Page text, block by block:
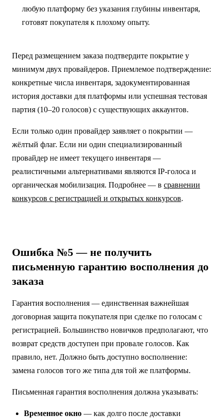
любую платформу без указания глубины инвентаря,
готовят покупателя к плохому опыту.
Перед размещением заказа подтвердите покрытие у
минимум двух провайдеров. Приемлемое подтверждение:
конкретные числа инвентаря, задокументированная
история доставки для платформы или успешная тестовая
партия (10–20 голосов) с существующих аккаунтов.
Если только один провайдер заявляет о покрытии —
жёлтый флаг. Если ни один специализированный
провайдер не имеет текущего инвентаря —
реалистичными альтернативами являются IP-голоса и
органическая мобилизация. Подробнее — в сравнении
конкурсов с регистрацией и открытых конкурсов.
Ошибка №5 — не получить
письменную гарантию восполнения до
заказа
Гарантия восполнения — единственная важнейшая
договорная защита покупателя при сделке по голосам с
регистрацией. Большинство новичков предполагают, что
возврат средств доступен при провале голосов. Как
правило, нет. Должно быть доступно восполнение:
замена голосов того же типа для той же платформы.
Письменная гарантия восполнения должна указывать:
Временное окно — как долго после доставки